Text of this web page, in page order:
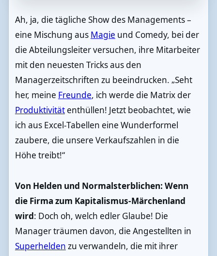
Ah, ja, die tägliche Show des Managements –
eine Mischung aus Magie und Comedy, bei der
die Abteilungsleiter versuchen, ihre Mitarbeiter
mit den neuesten Tricks aus den
Managerzeitschriften zu beeindrucken. „Seht
her, meine Freunde, ich werde die Matrix der
Produktivitätenthüllen! Jetzt beobachtet, wie
ich aus Excel-Tabellen eine Wunderformel
zaubere, die unsere Verkaufszahlen in die
Höhe treibt!“
Von Helden und Normalsterblichen: Wenn
die Firma zum Kapitalismus-Märchenland
wird: Doch oh, welch edler Glaube! Die
Manager träumen davon, die Angestellten in
Superhelden zu verwandeln, die mit ihrer